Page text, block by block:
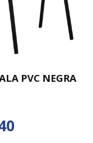
PVC NEGRA